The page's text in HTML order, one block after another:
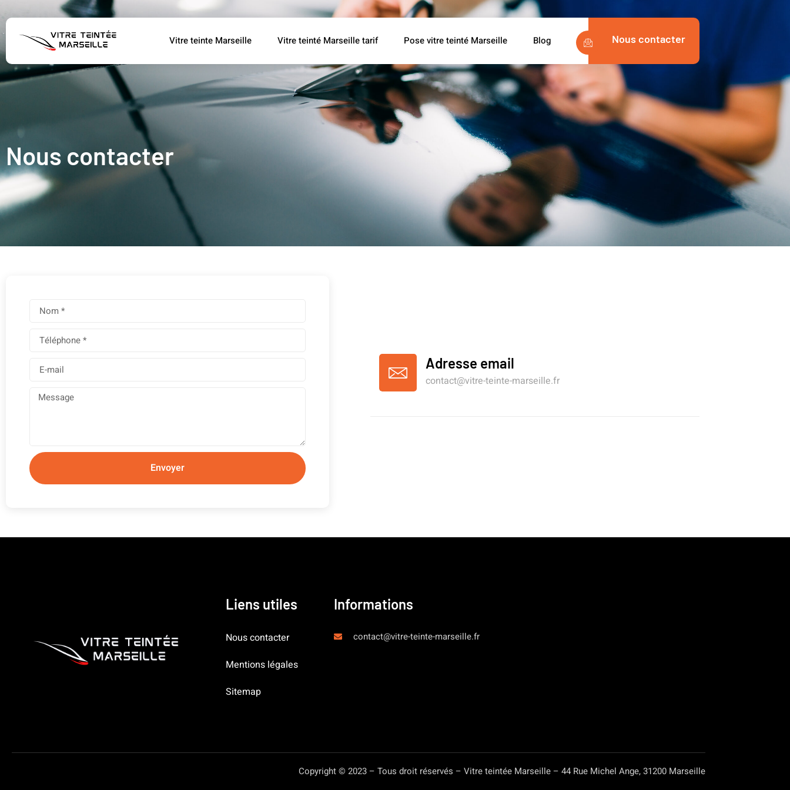
Vitre teinte Marseille Vitre teinté Marseille tarif Pose vitre teinté Marseille Blog Nous contacter
Nous contacter
Envoyer
Adresse email
contact@vitre-teinte-marseille.fr
Liens utiles
Nous contacter
Mentions légales
Sitemap
Informations
contact@vitre-teinte-marseille.fr
Copyright © 2023 – Tous droit réservés – Vitre teintée Marseille – 44 Rue Michel Ange, 31200 Marseille